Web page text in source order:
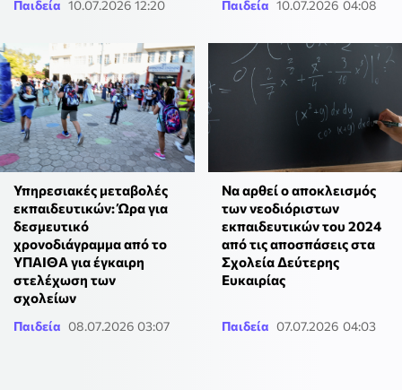
Παιδεία 10.07.2026 12:20 Παιδεία 10.07.2026 04:08
Υπηρεσιακές μεταβολές
εκπαιδευτικών: Ώρα για
δεσμευτικό
χρονοδιάγραμμα από το
ΥΠΑΙΘΑ για έγκαιρη
στελέχωση των
σχολείων
Παιδεία 08.07.2026 03:07
Να αρθεί ο αποκλεισμός
των νεοδιόριστων
εκπαιδευτικών του 2024
από τις αποσπάσεις στα
Σχολεία Δεύτερης
Ευκαιρίας
Παιδεία 07.07.2026 04:03